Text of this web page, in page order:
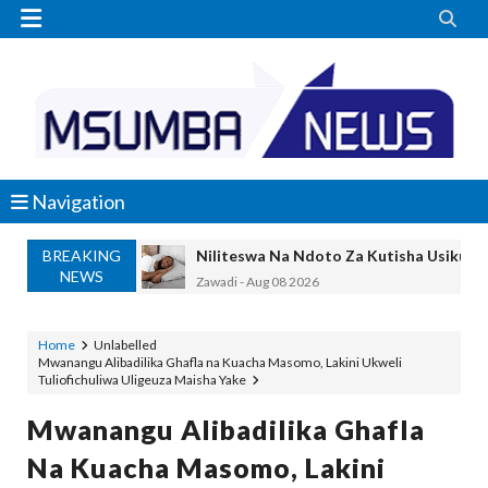
 
Navigation
BREAKING
NEWS
Niliteswa Na Ndoto Za Kutisha Usiku,
Zawadi -Aug 08 2026
TANZANIA YAANGAZA TEKNOLOJIA
MGALU APONGEZA HATUA ZA
MSUMBA -Aug 08 2026
WMA YAPONGEZWA KWA
Home
Unlabelled
Mwanangu Alibadilika Ghafla na Kuacha Masomo, Lakini Ukweli
Tuliofichuliwa Uligeuza Maisha Yake
Mwanangu Alibadilika Ghafla
Na Kuacha Masomo, Lakini